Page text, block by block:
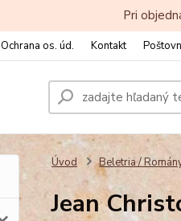
Pri
Ochrana os. úd. Kontakt
Úvod Beletria /
Jean